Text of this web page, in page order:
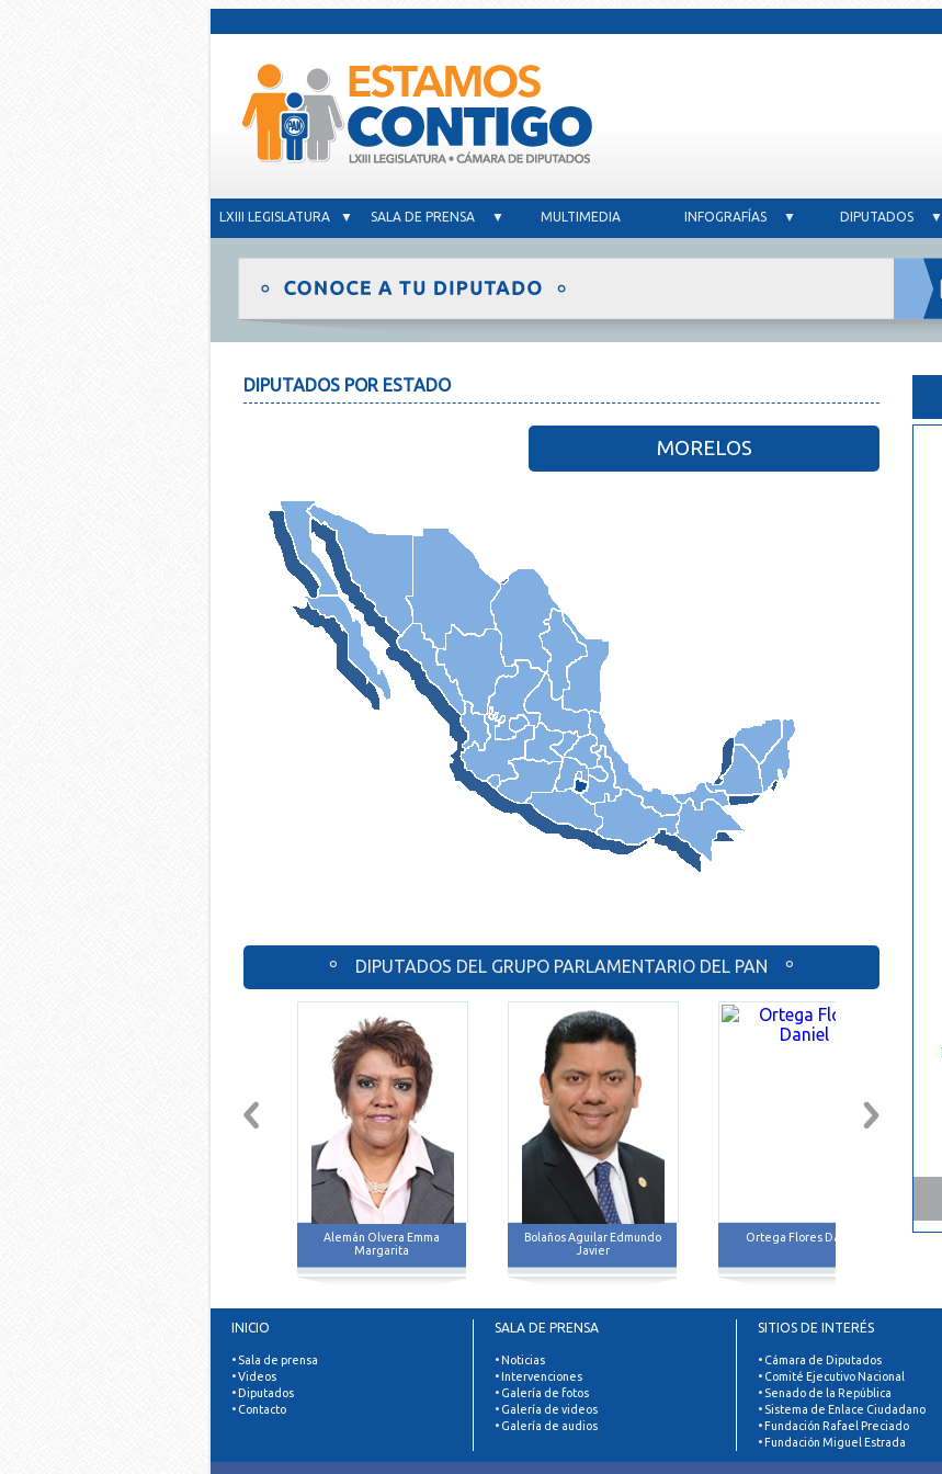
LXIII LEGISLATURA ▼ SALA DE PRENSA ▼ MULTIMEDIA INFOGRAFÍAS ▼ DIPUTADOS ▼
DIPUTADOS POR ESTADO
MORELOS
º DIPUTADOS DEL GRUPO PARLAMENTARIO DEL PAN º
Alemán Olvera Emma
Margarita
Bolaños Aguilar Edmundo
Javier
Ortega Flores Daniel
INICIO
• Sala de prensa
• Videos
• Diputados
• Contacto
SALA DE PRENSA
• Noticias
• Intervenciones
• Galería de fotos
• Galería de videos
• Galería de audios
SITIOS DE INTERÉS
• Cámara de Diputados
• Comité Ejecutivo Nacional
• Senado de la República
• Sistema de Enlace Ciudadano
• Fundación Rafael Preciado
• Fundación Miguel Estrada